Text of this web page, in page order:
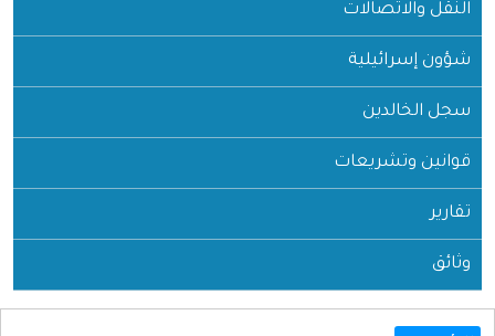
النقل والاتصالات
شؤون إسرائيلية
سجل الخالدين
قوانين وتشريعات
تقارير
وثائق